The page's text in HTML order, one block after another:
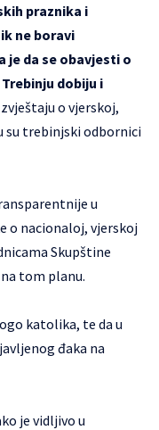
praznika i
ne boravi
je da se obavjesti o
dobiju i
o vjerskoj,
su trebinjski odbornici
u
o nacionaloj, vjerskoj
Skupštine
tom planu.
katolika, te da u
đaka na
je vidljivo u